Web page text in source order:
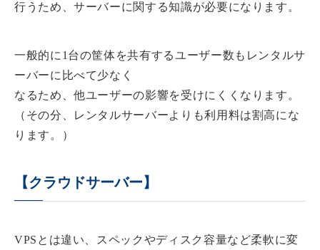
行うため、サーバーに関する知識が必要になります。
一般的に1台の筐体を共有するユーザー数もレンタルサ
ーバーに比べて少なく
なるため、他ユーザーの影響を受けにくくなります。
（その分、レンタルサーバーよりも利用料は割高にな
ります。）
【クラウドサーバー】
VPSとは違い、スペックやディスク容量など柔軟に変